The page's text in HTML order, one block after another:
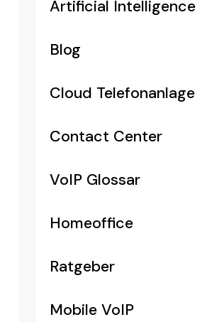
Artificial Intelligence
Blog
Cloud Telefonanlage
Contact Center
VoIP Glossar
Homeoffice
Ratgeber
Mobile VoIP